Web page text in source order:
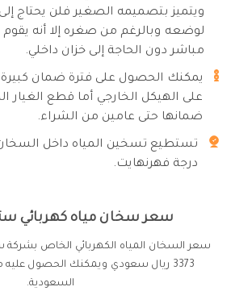
ويتميز بتصميمه الصغير فلن يحتاج
لوضعه وبالرغم من صغره إلا أنه
مباشر دون الحاجة إلى خزان داخلي.
على الهيكل الخارجي أما قطع الغيار
ضمانها حتى عامين من الشراء.
درجة فهرنهايت.
سعر سخان مياه كهربائي
سعر السخان المياه الكهربائي الخاص بشركة
3373 ريال سعودي ويمكنك الحصول
السعودية.